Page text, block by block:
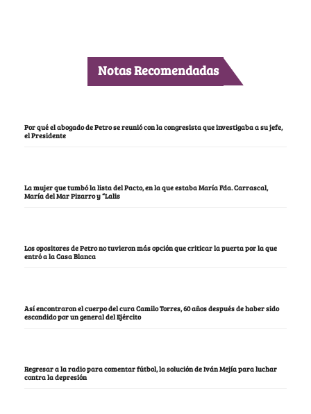
Notas Recomendadas
Por qué el abogado de Petro se reunió con la congresista que investigaba a su jefe,
el Presidente
La mujer que tumbó la lista del Pacto, en la que estaba María Fda. Carrascal,
María del Mar Pizarro y “Lalis
Los opositores de Petro no tuvieron más opción que criticar la puerta por la que
entró a la Casa Blanca
Así encontraron el cuerpo del cura Camilo Torres, 60 años después de haber sido
escondido por un general del Ejército
Regresar a la radio para comentar fútbol, la solución de Iván Mejía para luchar
contra la depresión